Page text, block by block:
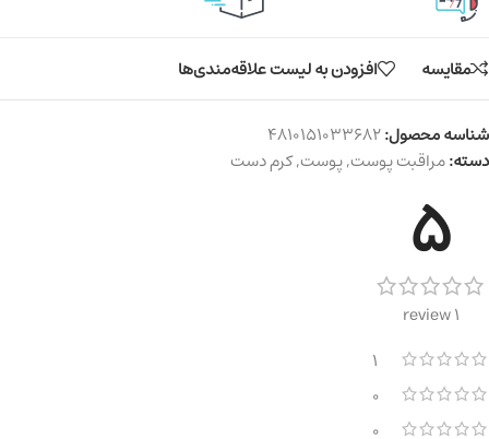
مقایسه افزودن به لیست علاقه‌مندی‌ها
شناسه محصول:4810151033682
دسته:مراقبت پوست,پوست,کرم دست
5
1 review
1
0
0